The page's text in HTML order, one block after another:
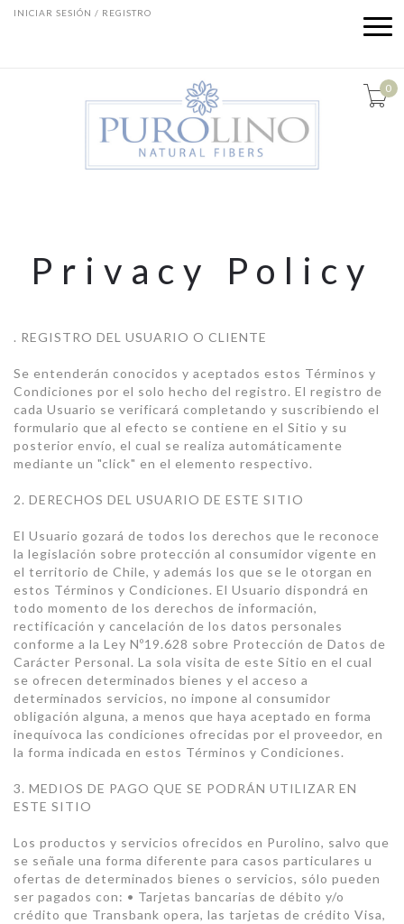
INICIAR SESIÓN / REGISTRO
0
Privacy Policy
. REGISTRO DEL USUARIO O CLIENTE
Se entenderán conocidos y aceptados estos Términos y
Condiciones por el solo hecho del registro. El registro de
cada Usuario se verificará completando y suscribiendo el
formulario que al efecto se contiene en el Sitio y su
posterior envío, el cual se realiza automáticamente
mediante un "click" en el elemento respectivo.
2. DERECHOS DEL USUARIO DE ESTE SITIO
El Usuario gozará de todos los derechos que le reconoce
la legislación sobre protección al consumidor vigente en
el territorio de Chile, y además los que se le otorgan en
estos Términos y Condiciones. El Usuario dispondrá en
todo momento de los derechos de información,
rectificación y cancelación de los datos personales
conforme a la Ley Nº19.628 sobre Protección de Datos de
Carácter Personal. La sola visita de este Sitio en el cual
se ofrecen determinados bienes y el acceso a
determinados servicios, no impone al consumidor
obligación alguna, a menos que haya aceptado en forma
inequívoca las condiciones ofrecidas por el proveedor, en
la forma indicada en estos Términos y Condiciones.
3. MEDIOS DE PAGO QUE SE PODRÁN UTILIZAR EN
ESTE SITIO
Los productos y servicios ofrecidos en Purolino, salvo que
se señale una forma diferente para casos particulares u
ofertas de determinados bienes o servicios, sólo pueden
ser pagados con: • Tarjetas bancarias de débito y/o
crédito que Transbank opera, las tarjetas de crédito Visa,